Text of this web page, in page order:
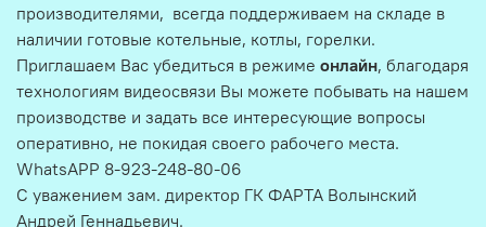
производителями, всегда поддерживаем на складе в
наличии готовые котельные, котлы, горелки.
Приглашаем Вас убедиться в режиме онлайн, благодаря
технологиям видеосвязи Вы можете побывать на нашем
производстве и задать все интересующие вопросы
оперативно, не покидая своего рабочего места.
WhatsAPP 8-923-248-80-06
С уважением зам. директор ГК ФАРТА Волынский
Андрей Геннадьевич.